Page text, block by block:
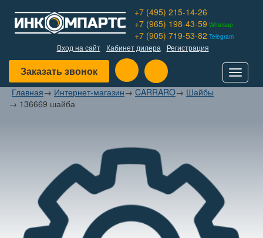
+7 (495) 215-14-26
+7 (965) 198-43-59 Whatsap
+7 (905) 719-53-82 Telegram
Вход на сайт Кабинет дилера Регистрация
Заказать звонок
Toggle
Главная→ Интернет-магазин→ CARRARO→ Шайбы
→ 136669 шайба